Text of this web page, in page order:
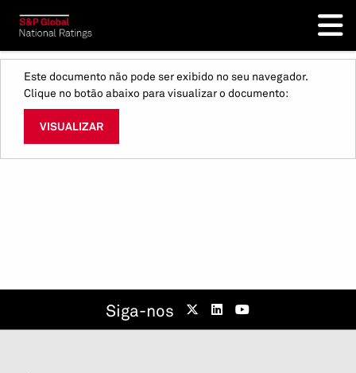
Este documento não pode ser exibido no seu navegador.
Clique no botão abaixo para visualizar o documento:
VISUALIZAR
Siga-nos